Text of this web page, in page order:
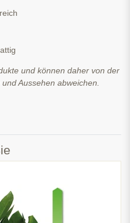
und können daher von der
Aussehen abweichen.